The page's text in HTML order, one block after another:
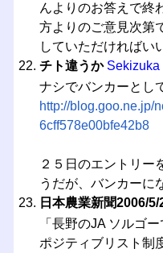
んよりのお答えで終
方よりのご意見次第
していただければい
チト違うか Sekizuka
ナシでバンカーとし
http://blog.goo.ne.jp/
6cff578e00bfe42b8
２５日のエントリー
うだが、バンカーに
日本農業新聞2006/5/
「長野のJA ソルゴ
ポジティブリスト制